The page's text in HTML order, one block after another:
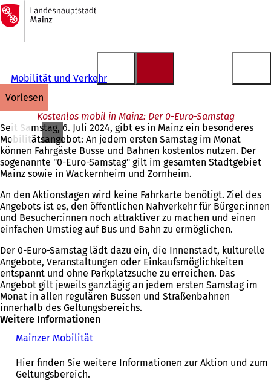
Inhalt anspringen
Zur
Startseite
Mobilität und Verkehr
vorlesen
Kostenlos mobil in Mainz: Der 0-Euro-Samstag
Seit Samstag, 6. Juli 2024, gibt es in Mainz ein besonderes
Mobilitätsangebot: An jedem ersten Samstag im Monat
können Fahrgäste Busse und Bahnen kostenlos nutzen. Der
sogenannte "0-Euro-Samstag" gilt im gesamten Stadtgebiet
Mainz sowie in Wackernheim und Zornheim.
An den Aktionstagen wird keine Fahrkarte benötigt. Ziel des
Angebots ist es, den öffentlichen Nahverkehr für Bürger:innen
und Besucher:innen noch attraktiver zu machen und einen
einfachen Umstieg auf Bus und Bahn zu ermöglichen.
Der 0-Euro-Samstag lädt dazu ein, die Innenstadt, kulturelle
Angebote, Veranstaltungen oder Einkaufsmöglichkeiten
entspannt und ohne Parkplatzsuche zu erreichen. Das
Angebot gilt jeweils ganztägig an jedem ersten Samstag im
Monat in allen regulären Bussen und Straßenbahnen
innerhalb des Geltungsbereichs.
Weitere Informationen
Mainzer Mobilität(
f
Hier finden Sie weitere Informationen zur Aktion und zum
Geltungsbereich.